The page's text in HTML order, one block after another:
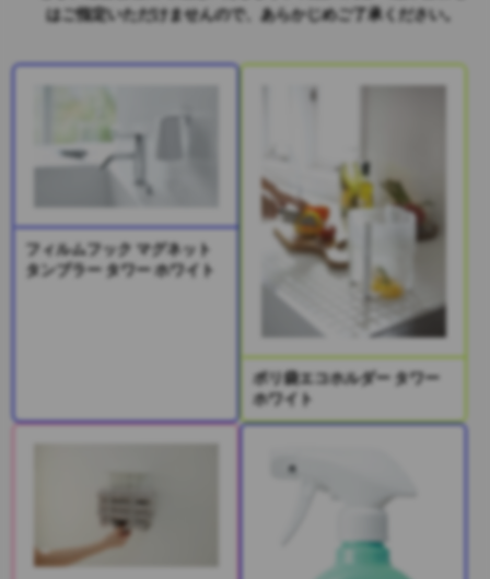
はご指定いただけませんので、あらかじめご了承ください。
フィルムフック マグネット
タンブラー タワー ホワイト
ポリ袋エコホルダー タワー
ホワイト